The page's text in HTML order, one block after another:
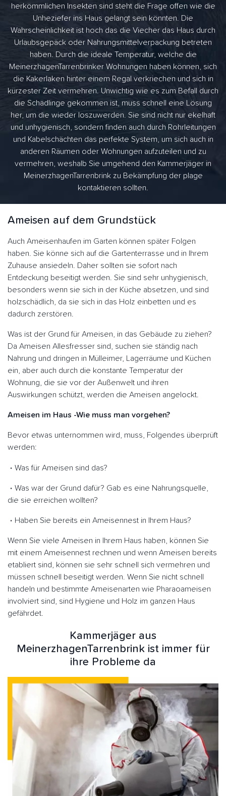
herkömmlichen Insekten sind steht die Frage offen wie die
Unheziefer ins Haus gelangt sein könnten. Die
Wahrscheinlichkeit ist hoch das die Viecher das Haus durch
Urlaubsgepäck oder Nahrungsmittelverpackung betreten
haben. Durch die ideale Temperatur, welche die
MeinerzhagenTarrenbrinker Wohnungen haben können, sich
die Kakerlaken hinter einem Regal verkriechen und sich in
kürzester Zeit vermehren. Unwichtig wie es zum Befall durch
die Schädlinge gekommen ist, muss schnell eine Lösung
her, um die wieder loszuwerden. Sie sind nicht nur ekelhaft
und unhygienisch, sondern finden auch durch Rohrleitungen
und Kabelschächten das perfekte System, um sich auch in
anderen Räumen oder Wohnungen aufzuteilen und zu
vermehren, weshalb Sie umgehend den Kammerjäger in
MeinerzhagenTarrenbrink zu Bekämpfung der plage
kontaktieren sollten.
Ameisen auf dem Grundstück
Auch Ameisenhaufen im Garten können später Folgen
haben. Sie könne sich auf die Gartenterrasse und in Ihrem
Zuhause ansiedeln. Daher sollten sie sofort nach
Entdeckung beseitigt werden. Sie sind sehr unhygienisch,
besonders wenn sie sich in der Küche absetzen, und sind
holzschädlich, da sie sich in das Holz einbetten und es
dadurch zerstören.
Was ist der Grund für Ameisen, in das Gebäude zu ziehen?
Da Ameisen Allesfresser sind, suchen sie ständig nach
Nahrung und dringen in Mülleimer, Lagerräume und Küchen
ein, aber auch durch die konstante Temperatur der
Wohnung, die sie vor der Außenwelt und ihren
Auswirkungen schützt, werden die Ameisen angelockt.
Ameisen im Haus -Wie muss man vorgehen?
Bevor etwas unternommen wird, muss, Folgendes überprüft
werden:
Was für Ameisen sind das?
Was war der Grund dafür? Gab es eine Nahrungsquelle,
die sie erreichen wollten?
Haben Sie bereits ein Ameisennest in Ihrem Haus?
Wenn Sie viele Ameisen in Ihrem Haus haben, können Sie
mit einem Ameisennest rechnen und wenn Ameisen bereits
etabliert sind, können sie sehr schnell sich vermehren und
müssen schnell beseitigt werden. Wenn Sie nicht schnell
handeln und bestimmte Ameisenarten wie Pharaoameisen
involviert sind, sind Hygiene und Holz im ganzen Haus
gefährdet.
Kammerjäger aus
MeinerzhagenTarrenbrink ist immer für
ihre Probleme da